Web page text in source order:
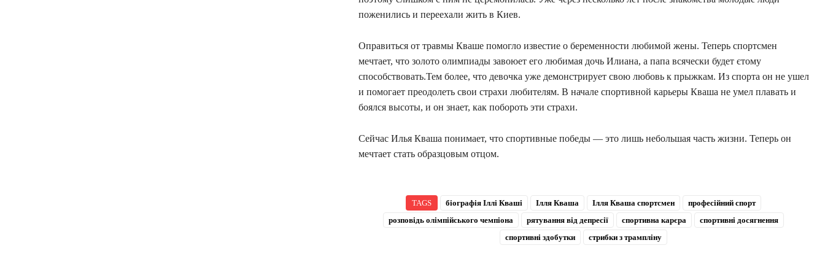
поженились и переехали жить в Киев.
Оправиться от травмы Кваше помогло известие о беременности любимой жены. Теперь спортсмен
мечтает, что золото олимпиады завоюет его любимая дочь Илиана, а папа всячески будет єтому
способствовать.Тем более, что девочка уже демонстрирует свою любовь к прыжкам. Из спорта он не ушел
и помогает преодолеть свои страхи любителям. В начале спортивной карьеры Кваша не умел плавать и
боялся высоты, и он знает, как побороть эти страхи.
Сейчас Илья Кваша понимает, что спортивные победы — это лишь небольшая часть жизни. Теперь он
мечтает стать образцовым отцом.
TAGS біографія Іллі Кваші Ілля Кваша Ілля Кваша спортсмен
професійний спорт
розповідь олімпійського чемпіона
рятування від депресії спортивна карєра
спортивні досягнення
спортивні здобутки
стрибки з трампліну